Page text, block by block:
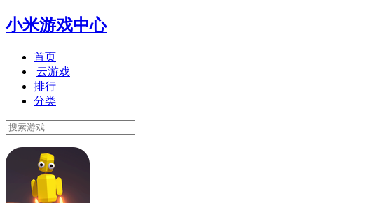
小米游戏中心
首页
云游戏
排行
分类